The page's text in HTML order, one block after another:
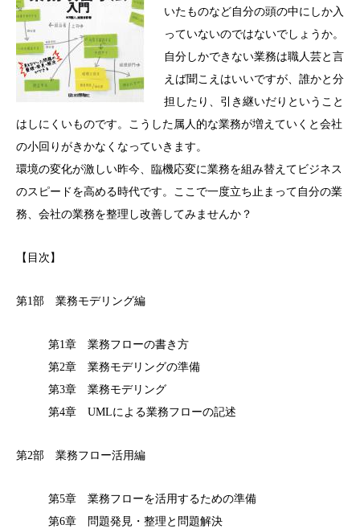
いたものなど自分の頭の中にしか入
っていないのではないでしょうか。
自分しかできない業務は職人芸と言
えば聞こえはいいですが、誰かと分
担したり、引き継いだりということ
はしにくいものです。こうした属人的な業務が増えていくと会社
の小回りがきかなくなっていきます。
環境の変化が激しい昨今、臨機応変に業務を組み替えてビジネス
のスピードを高める時代です。ここで一度立ち止まって自分の業
務、会社の業務を整理し改善してみませんか？
【目次】
第1部 業務モデリング編
第1章 業務フローの書き方
第2章 業務モデリングの準備
第3章 業務モデリング
第4章 UMLによる業務フローの記述
第2部 業務フロー活用編
第5章 業務フローを活用するための準備
第6章 問題発見・整理と問題解決